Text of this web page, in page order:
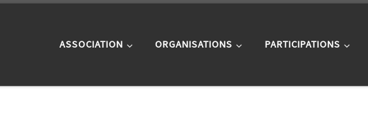
ASSOCIATION ORGANISATIONS PARTICIPATIONS